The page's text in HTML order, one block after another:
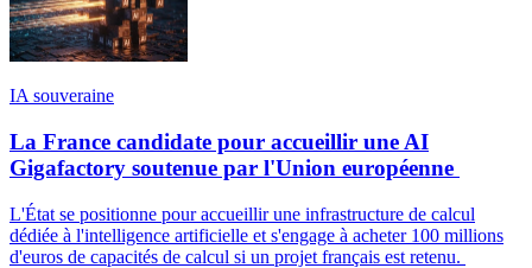
IA souveraine
La France candidate pour accueillir une AI
Gigafactory soutenue par l'Union européenne
L'État se positionne pour accueillir une infrastructure de calcul
dédiée à l'intelligence artificielle et s'engage à acheter 100 millions
d'euros de capacités de calcul si un projet français est retenu.